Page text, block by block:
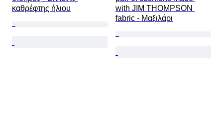
καθρέφτης ήλιου
with JIM THOMPSON
fabric - Μαξιλάρι